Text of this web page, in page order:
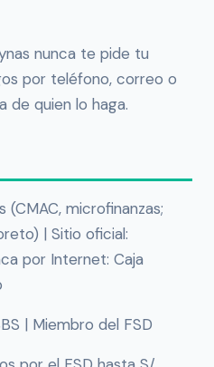
nunca te pide tu
por teléfono, correo o
de quien lo haga.
(CMAC, microfinanzas;
| Sitio oficial:
por Internet: Caja
| Miembro del FSD